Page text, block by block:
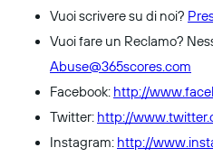
Vuoi scrivere su di noi?
Vuoi fare un Reclamo?
Abuse@365scores.com
Facebook: http://
Twitter: http://
Instagram: http://